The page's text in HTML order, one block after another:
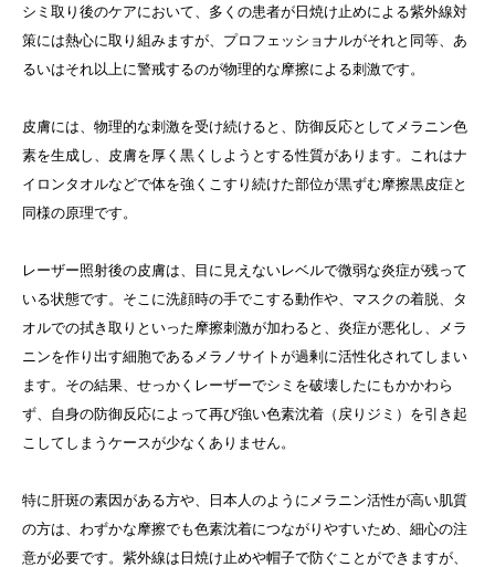
シミ取り後のケアにおいて、多くの患者が日焼け止めによる紫外線対
策には熱心に取り組みますが、プロフェッショナルがそれと同等、あ
るいはそれ以上に警戒するのが物理的な摩擦による刺激です。
皮膚には、物理的な刺激を受け続けると、防御反応としてメラニン色
素を生成し、皮膚を厚く黒くしようとする性質があります。これはナ
イロンタオルなどで体を強くこすり続けた部位が黒ずむ摩擦黒皮症と
同様の原理です。
レーザー照射後の皮膚は、目に見えないレベルで微弱な炎症が残って
いる状態です。そこに洗顔時の手でこする動作や、マスクの着脱、タ
オルでの拭き取りといった摩擦刺激が加わると、炎症が悪化し、メラ
ニンを作り出す細胞であるメラノサイトが過剰に活性化されてしまい
ます。その結果、せっかくレーザーでシミを破壊したにもかかわら
ず、自身の防御反応によって再び強い色素沈着（戻りジミ）を引き起
こしてしまうケースが少なくありません。
特に肝斑の素因がある方や、日本人のようにメラニン活性が高い肌質
の方は、わずかな摩擦でも色素沈着につながりやすいため、細心の注
意が必要です。紫外線は日焼け止めや帽子で防ぐことができますが、